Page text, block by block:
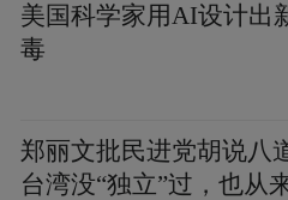
美国科学家用AI设计出
毒
郑丽文批民进党胡说八
台湾没“独立”过，也从